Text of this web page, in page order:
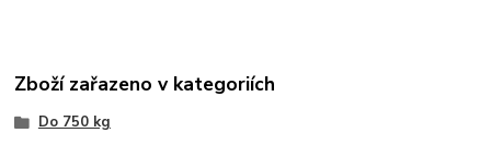
Zboží zařazeno v kategoriích
Do 750 kg